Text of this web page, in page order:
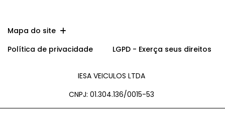
Mapa do site
Política de privacidade
LGPD - Exerça seus direitos
IESA VEICULOS LTDA
CNPJ: 01.304.136/0015-53